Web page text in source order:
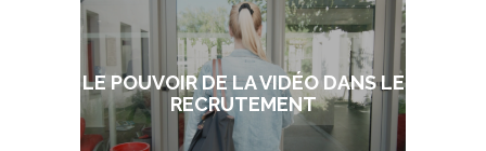
LE POUVOIR DE LA VIDÉO DANS LE
RECRUTEMENT